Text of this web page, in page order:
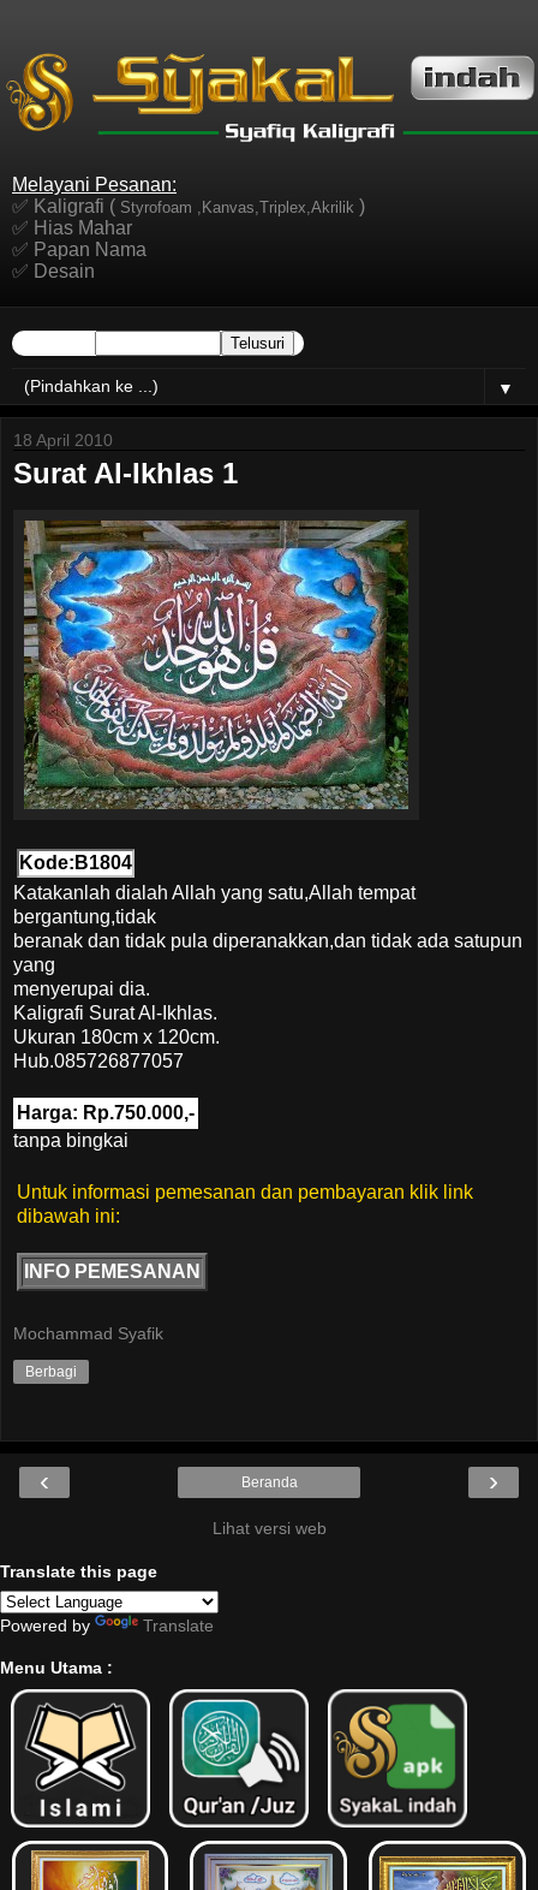
Melayani Pesanan:
✅ Kaligrafi ( Styrofoam ,Kanvas,Triplex,Akrilik )
✅ Hias Mahar
✅ Papan Nama
✅ Desain
▼
18 April 2010
Surat Al-Ikhlas 1
Kode:B1804
Katakanlah dialah Allah yang satu,Allah tempat
bergantung,tidak
beranak dan tidak pula diperanakkan,dan tidak ada satupun
yang
menyerupai dia.
Kaligrafi Surat Al-Ikhlas.
Ukuran 180cm x 120cm.
Hub.085726877057
Harga: Rp.750.000,-
tanpa bingkai
Untuk informasi pemesanan dan pembayaran klik link
dibawah ini:
INFO PEMESANAN
Mochammad Syafik
Berbagi
‹ ›
Beranda
Lihat versi web
Translate this page
Powered by Translate
Menu Utama :